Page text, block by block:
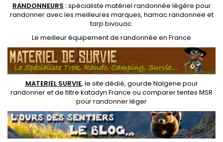
RANDONNEURS :spécialiste matériel randonnée légère pour
randonner avec les meilleures marques, hamac randonnee et
tarp bivouac.
Le meilleur équipement de randonnée en France
MATERIEL SURVIE, le site dédié, gourde Nalgene pour
randonneret defiltre katadyn France ou comparer tentes MSR
pour randonner léger